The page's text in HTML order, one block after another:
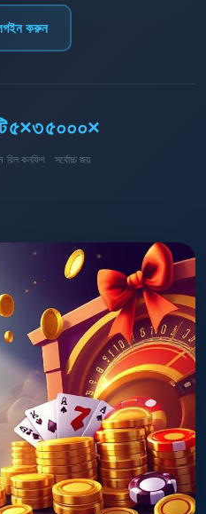
করুন
৫×৩
রিল কনফিগ
৫০০০×
সর্বোচ্চ জয়